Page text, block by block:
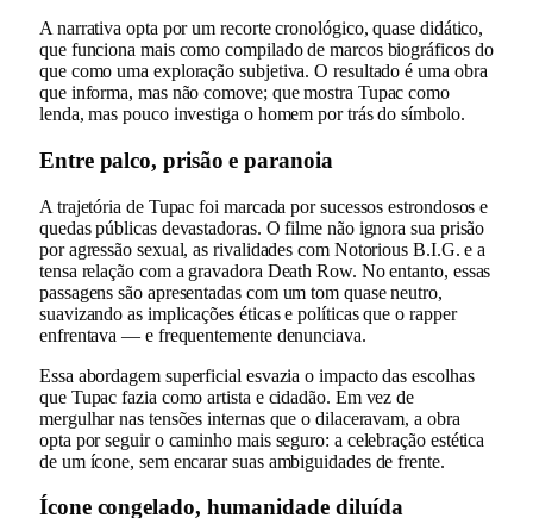
A narrativa opta por um recorte cronológico, quase didático,
que funciona mais como compilado de marcos biográficos do
que como uma exploração subjetiva. O resultado é uma obra
que informa, mas não comove; que mostra Tupac como
lenda, mas pouco investiga o homem por trás do símbolo.
Entre palco, prisão e paranoia
A trajetória de Tupac foi marcada por sucessos estrondosos e
quedas públicas devastadoras. O filme não ignora sua prisão
por agressão sexual, as rivalidades com Notorious B.I.G. e a
tensa relação com a gravadora Death Row. No entanto, essas
passagens são apresentadas com um tom quase neutro,
suavizando as implicações éticas e políticas que o rapper
enfrentava — e frequentemente denunciava.
Essa abordagem superficial esvazia o impacto das escolhas
que Tupac fazia como artista e cidadão. Em vez de
mergulhar nas tensões internas que o dilaceravam, a obra
opta por seguir o caminho mais seguro: a celebração estética
de um ícone, sem encarar suas ambiguidades de frente.
Ícone congelado, humanidade diluída